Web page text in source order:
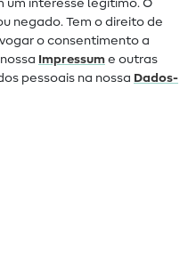
um interesse legítimo. O
negado. Tem o direito de
o consentimento a
Impressum e outras
pessoais na nossa Dados­